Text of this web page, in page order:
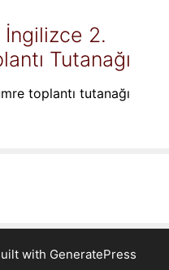
2.
Tutanağı
toplantı tutanağı
with GeneratePress